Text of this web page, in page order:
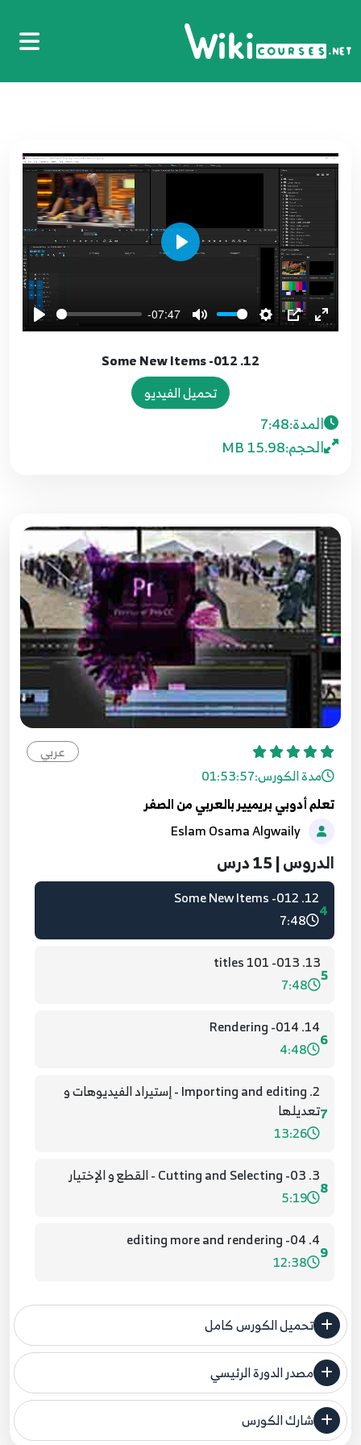
-07:47
Play
12. 012- Some New Items
تحميل الفيديو
المدة:7:48
الحجم:15.98 MB
عربي
مدة الكورس:01:53:57
تعلم أدوبي بريميير بالعربي من الصفر
Eslam Osama Algwaily
الدروس | 15 درس
1
1. Introduciton
10:28
2
10. 010- transition controls
3:33
11. 011- adjustment layers 101
6:03
4
12. 012- Some New Items
7:48
5
13. 013- titles 101
7:48
6
14. 014- Rendering
4:48
7
2. Importing and editing - إستيراد الفيديوهات و
تعديلها
13:26
8
3. 03- Cutting and Selecting - القطع و الإختيار
5:19
9
4. 04- editing more and rendering
12:38
10
5. 05- building sequences
12:56
11
6. 06 - Quick editing tips
5:57
7. 07- transitions 101
تحميل الكورس كامل
مصدر الدورة الرئيسي
فنحن لا ندعي ملكية أي دورة ولهذا نضع المصدر الأصلي لكم
شارك الكورس